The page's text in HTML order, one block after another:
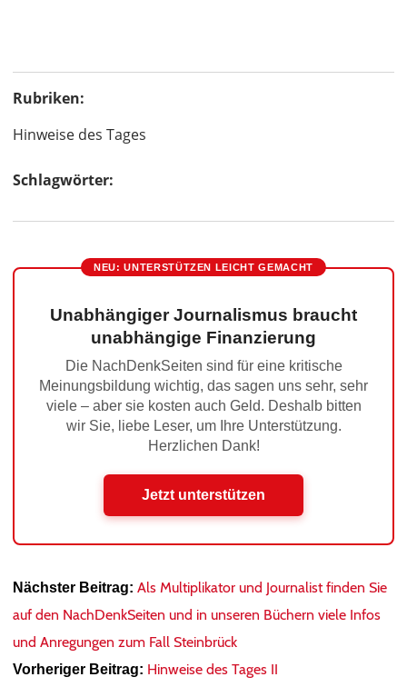
Rubriken:
Hinweise des Tages
Schlagwörter:
NEU: UNTERSTÜTZEN LEICHT GEMACHT
Unabhängiger Journalismus braucht
unabhängige Finanzierung
Die NachDenkSeiten sind für eine kritische
Meinungsbildung wichtig, das sagen uns sehr, sehr
viele – aber sie kosten auch Geld. Deshalb bitten
wir Sie, liebe Leser, um Ihre Unterstützung.
Herzlichen Dank!
Jetzt unterstützen
Nächster Beitrag: Als Multiplikator und Journalist finden Sie
auf den NachDenkSeiten und in unseren Büchern viele Infos
und Anregungen zum Fall Steinbrück
Vorheriger Beitrag: Hinweise des Tages II